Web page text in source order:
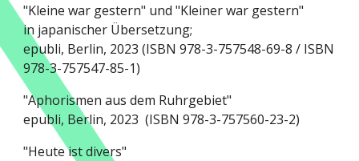
"Kleine war gestern" und "Kleiner war gestern"
in japanischer Übersetzung;
epubli, Berlin, 2023 (ISBN 978-3-757548-69-8 / ISBN
978-3-757547-85-1)
"Aphorismen aus dem Ruhrgebiet"
epubli, Berlin, 2023 (ISBN 978-3-757560-23-2)
"Heute ist divers"